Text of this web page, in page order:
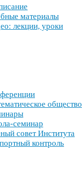
материалы
лекции, уроки
общество
​семинар
совет Института
контроль